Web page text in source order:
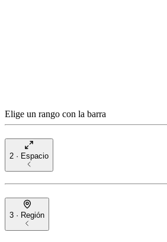
Elige un rango con la barra
2 · Espacio
3 · Región